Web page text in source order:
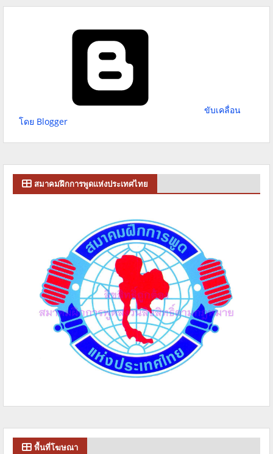
ขับเคลื่อน
โดย Blogger
สมาคมฝึกการพูดแห่งประเทศไทย
พื้นที่โฆษณา